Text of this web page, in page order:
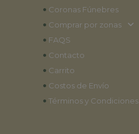
• Coronas Fúnebres
• Comprar por zonas
• FAQS
• Contacto
• Carrito
• Costos de Envío
• Términos y Condiciones